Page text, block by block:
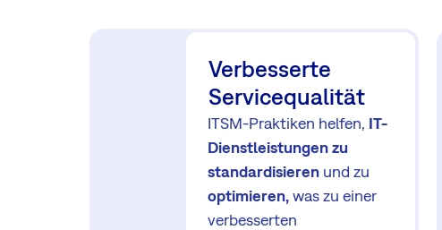
Verbesserte
Servicequalität
ITSM-Praktiken helfen, IT-
Dienstleistungen zu
standardisieren und zu
optimieren,was zu einer
verbesserten